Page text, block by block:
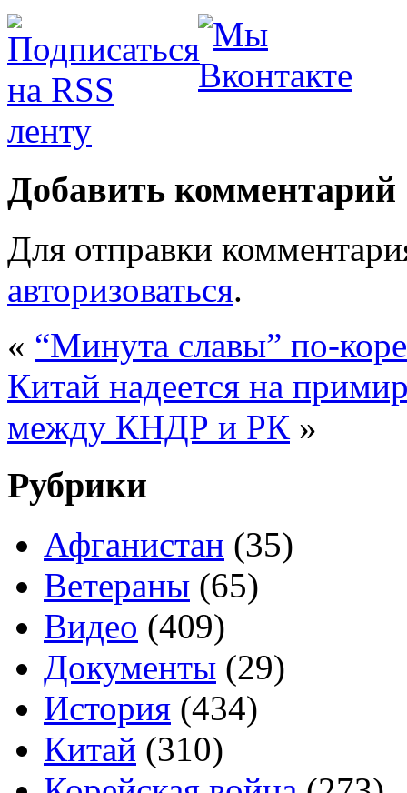
Добавить комментарий
Для отправки
авторизоваться.
« “Минута славы” по-
Китай надеется на
между КНДР и РК »
Рубрики
Афганистан (35)
Ветераны (65)
Видео (409)
Документы (29)
История (434)
Китай (310)